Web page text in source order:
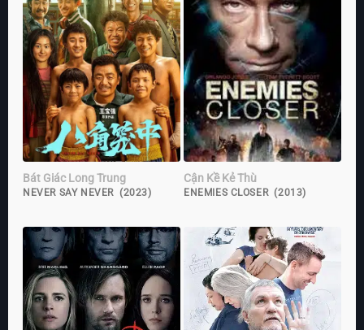
Bát Giác Long Trung
NEVER SAY NEVER (2023)
Cận Kề Kẻ Thù
ENEMIES CLOSER (2013)